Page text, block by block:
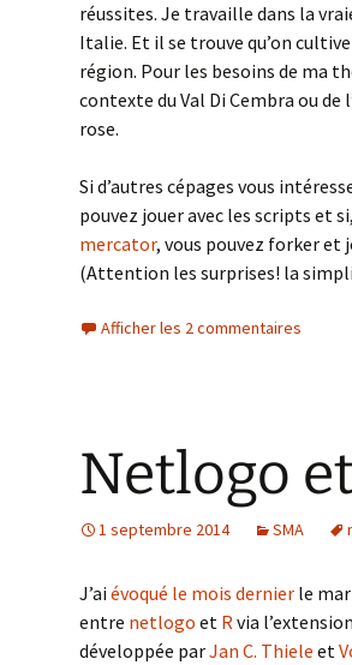
réussites. Je travaille dans la
Italie. Et il se trouve qu’on
région. Pour les besoins de ma
contexte du Val Di Cembra ou
rose.
Si d’autres cépages vous
pouvez jouer avec les scripts et
mercator, vous pouvez forker et
(Attention les surprises! la
Afficher les 2 commentaires
Netlogo
1 septembre 2014 SMA
J’ai évoqué le mois dernier le
entre netlogo et Rvia l’extension
développée parJan C. Thiele et